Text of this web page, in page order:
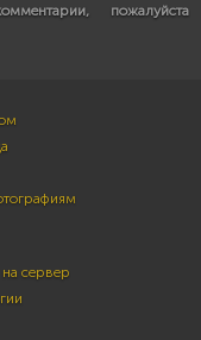
пожалуйста
сервер